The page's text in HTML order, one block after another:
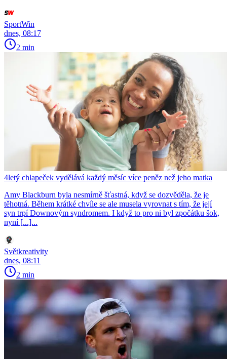
SportWin
dnes, 08:17
2 min
4letý chlapeček vydělává každý měsíc více peněz než jeho matka
Amy Blackburn byla nesmírně šťastná, když se dozvěděla, že je
těhotná. Během krátké chvíle se ale musela vyrovnat s tím, že její
syn trpí Downovým syndromem. I když to pro ni byl zpočátku šok,
nyní [...]...
Světkreativity
dnes, 08:11
2 min